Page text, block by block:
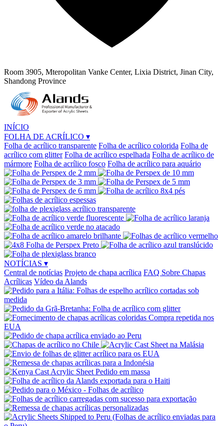
Room 3905, Mteropolitan Vanke Center, Lixia District, Jinan City,
Shandong Province
INÍCIO
FOLHA DE ACRÍLICO ▾
Folha de acrílico transparente Folha de acrílico colorida Folha de
acrílico com glitter Folha de acrílico espelhada Folha de acrílico de
mármore Folha de acrílico fosco Folha de acrílico para aquário
NOTÍCIAS ▾
Central de notícias Projeto de chapa acrílica FAQ Sobre Chapas
Acrílicas Vídeo da Alands